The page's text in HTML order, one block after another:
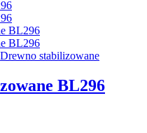
Drewno stabilizowane
BL296